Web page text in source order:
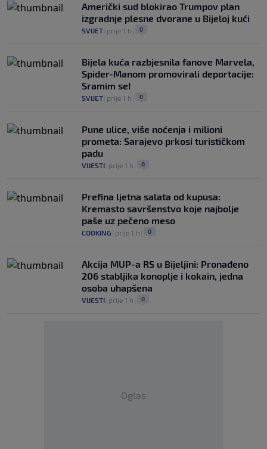
Američki sud blokirao Trumpov plan
izgradnje plesne dvorane u Bijeloj kući
SVIJET prije 1 h 0
Bijela kuća razbjesnila fanove Marvela,
Spider-Manom promovirali deportacije:
Sramim se!
SVIJET prije 1 h 0
Pune ulice, više noćenja i milioni
prometa: Sarajevo prkosi turističkom
padu
VIJESTI prije 1 h 0
Prefina ljetna salata od kupusa:
Kremasto savršenstvo koje najbolje
paše uz pečeno meso
COOKING prije 1 h 0
Akcija MUP-a RS u Bijeljini: Pronađeno
206 stabljika konoplje i kokain, jedna
osoba uhapšena
VIJESTI prije 1 h 0
Oglas